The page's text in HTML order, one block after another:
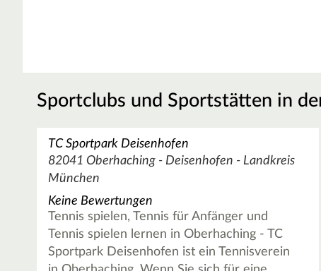
Sportclubs und Sportstätten in
TC Sportpark Deisenhofen
82041 Oberhaching - Deisenhofen - Landkreis
München
Keine Bewertungen
Tennis spielen, Tennis für Anfänger und
Tennis spielen lernen in Oberhaching - TC
Sportpark Deisenhofen ist ein Tennisverein